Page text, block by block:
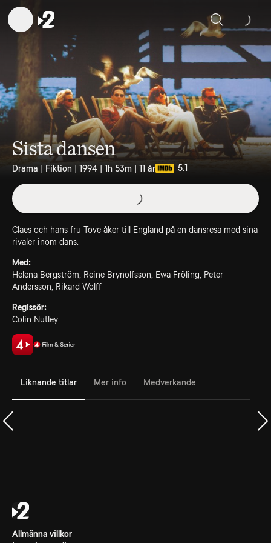
Sök
Sista dansen
Drama | Fiktion | 1994 | 1h 53m | 11 år 5.1
Claes och hans fru Tove åker till England på en dansresa med sina
rivaler inom dans.
Med:
Helena Bergström, Reine Brynolfsson, Ewa Fröling, Peter
Andersson, Rikard Wolff
Regissör:
Colin Nutley
Liknande titlar Mer info Medverkande
Allmänna villkor